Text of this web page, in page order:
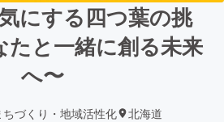
にする四つ葉の挑
たと一緒に創る未来
へ〜
ちづくり・地域活性化 北海道